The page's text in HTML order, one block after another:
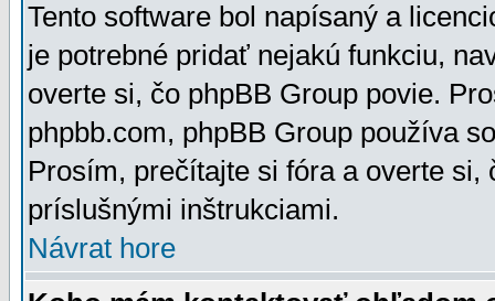
Tento software bol napísaný a
je potrebné pridať nejakú funkciu,
overte si, čo phpBB Group povie.
phpbb.com, phpBB Group používa
Prosím, prečítajte si fóra a overte
príslušnými inštrukciami.
Návrat hore